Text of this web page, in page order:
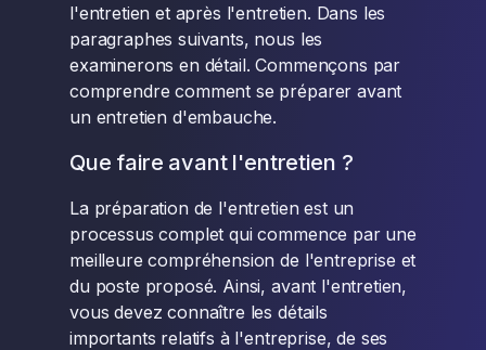
l'entretien et après l'entretien. Dans les
paragraphes suivants, nous les
examinerons en détail. Commençons par
comprendre comment se préparer avant
un entretien d'embauche.
Que faire avant l'entretien ?
La préparation de l'entretien est un
processus complet qui commence par une
meilleure compréhension de l'entreprise et
du poste proposé. Ainsi, avant l'entretien,
vous devez connaître les détails
importants relatifs à l'entreprise, de ses